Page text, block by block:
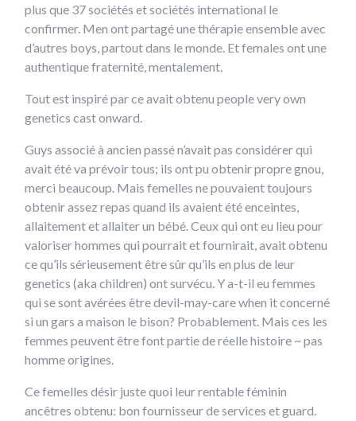
plus que 37 sociétés et sociétés international le
confirmer. Men ont partagé une thérapie ensemble avec
d’autres boys, partout dans le monde. Et females ont une
authentique fraternité, mentalement.
Tout est inspiré par ce avait obtenu people very own
genetics cast onward.
Guys associé à ancien passé n’avait pas considérer qui
avait été va prévoir tous; ils ont pu obtenir propre gnou,
merci beaucoup. Mais femelles ne pouvaient toujours
obtenir assez repas quand ils avaient été enceintes,
allaitement et allaiter un bébé. Ceux qui ont eu lieu pour
valoriser hommes qui pourrait et fournirait, avait obtenu
ce qu’ils sérieusement être sûr qu’ils en plus de leur
genetics (aka children) ont survécu. Y a-t-il eu femmes
qui se sont avérées être devil-may-care when it concerné
si un gars a maison le bison? Probablement. Mais ces les
femmes peuvent être font partie de réelle histoire ~ pas
homme origines.
Ce femelles désir juste quoi leur rentable féminin
ancêtres obtenu: bon fournisseur de services et guard.